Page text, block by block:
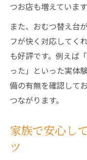
つお店も増えています
また、おむつ替え台
フが快く対応してく
も好評です。例えば
った」といった実体
備の有無を確認して
つながります。
家族で安心し
ツ